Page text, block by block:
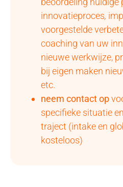
innovatieproces,
voorgestelde
coaching van uw
nieuwe werkwijze,
bij eigen maken
etc.
neem contact op
specifieke situatie
traject (intake en
kosteloos)